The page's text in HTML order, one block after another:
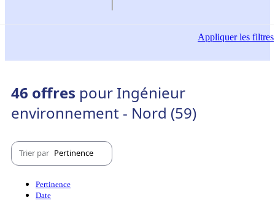
Appliquerles filtres
46 offres pour Ingénieur
environnement - Nord (59)
Trier par Pertinence
Pertinence
Date